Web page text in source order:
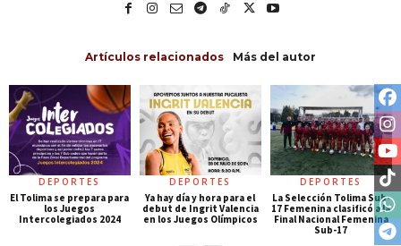
Artículos relacionados Más del autor
DEPORTES
El Tolima se prepara para
los Juegos
Intercolegiados 2024
DEPORTES
Ya hay día y hora para el
debut de Ingrit Valencia
en los Juegos Olímpicos
DEPORTES
La Selección Tolima Sub-
17 Femenina clasificó a la
Final Nacional Femenina
Sub-17